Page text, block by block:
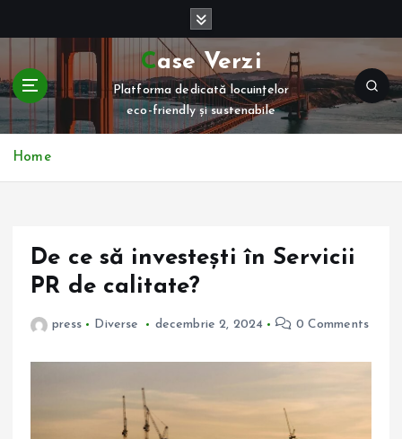
t
c
Case Verzi
Platforma dedicată locuințelor
eco-friendly și sustenabile
Home
De ce să investești în Servicii
PR de calitate?
press Diverse decembrie 2, 2024 0 Comments